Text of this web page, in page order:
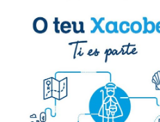
CREACIÓN
REALIDADE
AUMENTADA